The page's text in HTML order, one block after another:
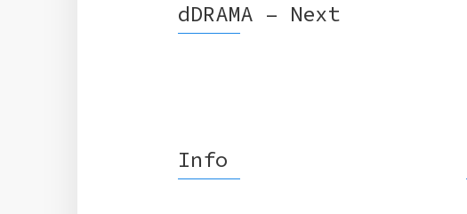
dDRAMA – Next
Info